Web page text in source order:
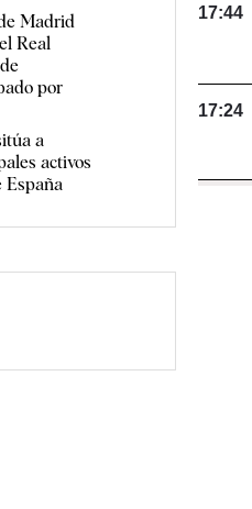
Madrid
Real
por
a
activos
España
17:44
17:24